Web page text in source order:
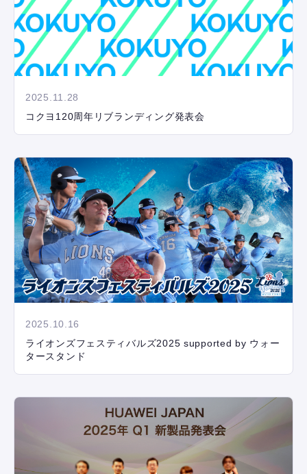
2025.11.28
コクヨ120周年リブランディング発表会
2025.10.16
ライオンズフェスティバルズ2025 supported by ウォー
タースタンド